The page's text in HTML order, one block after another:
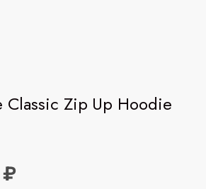
Classic Zip Up Hoodie